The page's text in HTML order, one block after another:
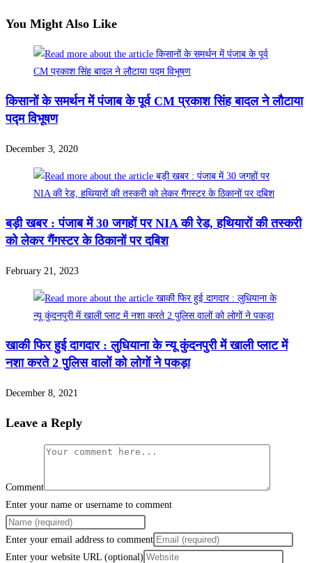
You Might Also Like
किसानों के समर्थन में पंजाब के पूर्व CM प्रकाश सिंह बादल ने लौटाया
पद्म विभूषण
December 3, 2020
बड़ी खबर : पंजाब में 30 जगहों पर NIA की रेड, हथियारों की तस्करी
को लेकर गैंगस्टर के ठिकानों पर दबिश
February 21, 2023
खाकी फिर हुई दागदार : लुधियाना के न्यू कुंदनपुरी में खाली प्लाट में
नशा करते 2 पुलिस वालों को लोगों ने पकड़ा
December 8, 2021
Leave a Reply
Comment
Enter your name or username to comment
Enter your email address to comment
Enter your website URL (optional)